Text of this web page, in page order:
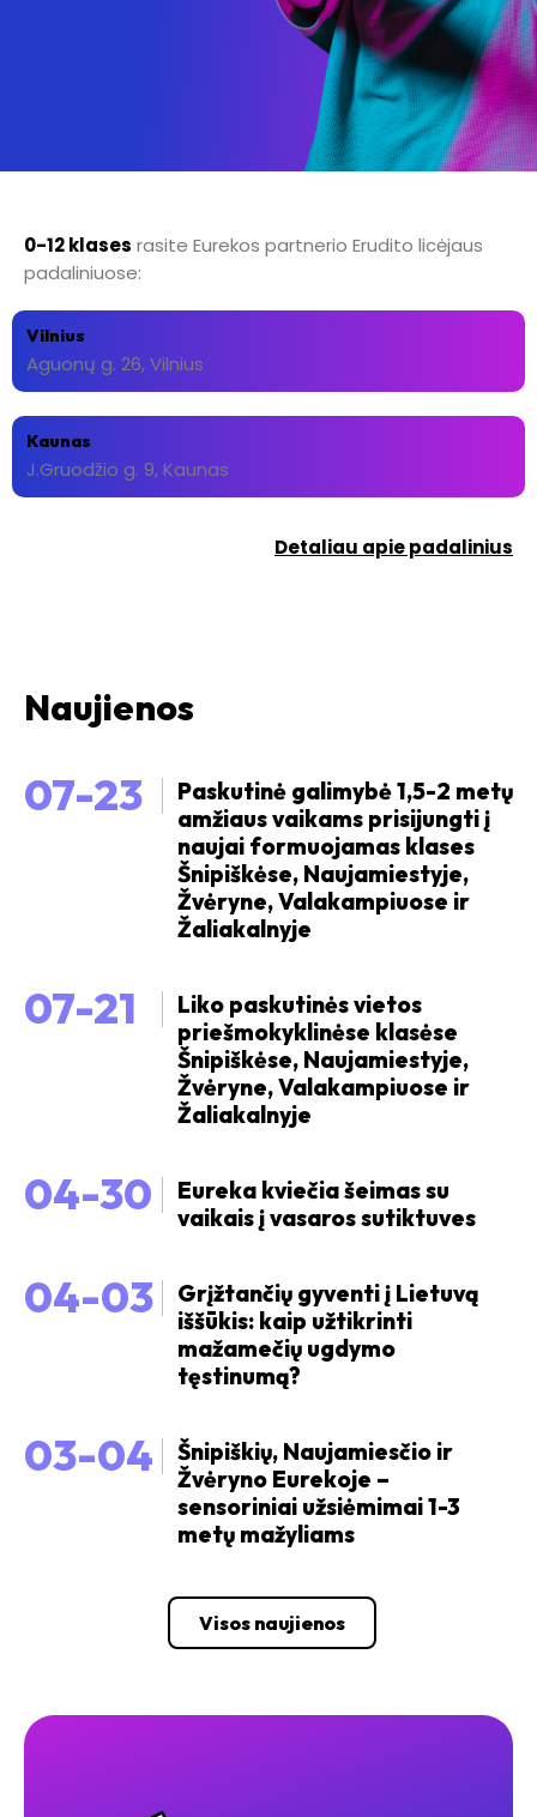
0-12 klases rasite Eurekos partnerio Erudito licėjaus
padaliniuose:
Vilnius
Aguonų g. 26, Vilnius
Kaunas
J.Gruodžio g. 9, Kaunas
Detaliau apie padalinius
Naujienos
07-23
Paskutinė galimybė 1,5-2 metų
amžiaus vaikams prisijungti į
naujai formuojamas klases
Šnipiškėse, Naujamiestyje,
Žvėryne, Valakampiuose ir
Žaliakalnyje
07-21
Liko paskutinės vietos
priešmokyklinėse klasėse
Šnipiškėse, Naujamiestyje,
Žvėryne, Valakampiuose ir
Žaliakalnyje
04-30
Eureka kviečia šeimas su
vaikais į vasaros sutiktuves
04-03
Grįžtančių gyventi į Lietuvą
iššūkis: kaip užtikrinti
mažamečių ugdymo
tęstinumą?
03-04
Šnipiškių, Naujamiesčio ir
Žvėryno Eurekoje –
sensoriniai užsiėmimai 1-3
metų mažyliams
Visos naujienos